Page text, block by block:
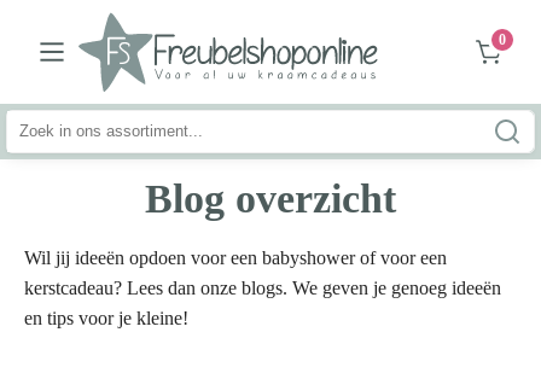
0
Zoeken
naar:
Blog overzicht
Wil jij ideeën opdoen voor een babyshower of voor een
kerstcadeau? Lees dan onze blogs. We geven je genoeg ideeën
en tips voor je kleine!